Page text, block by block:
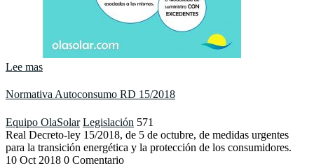
Lee mas
Normativa Autoconsumo RD 15/2018
Equipo OlaSolar Legislación 571
Real Decreto-ley 15/2018, de 5 de octubre, de medidas urgentes
para la transición energética y la protección de los consumidores.
10 Oct 2018 0 Comentario